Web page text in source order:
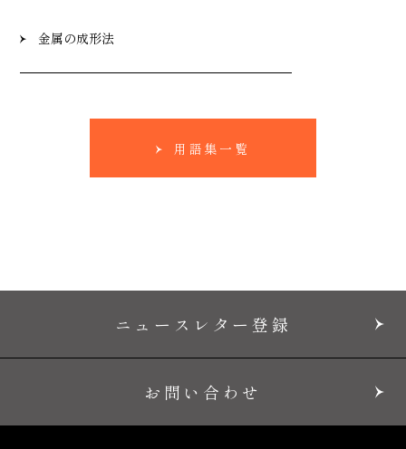
金属の成形法
用語集一覧
ニュースレター登録
お問い合わせ